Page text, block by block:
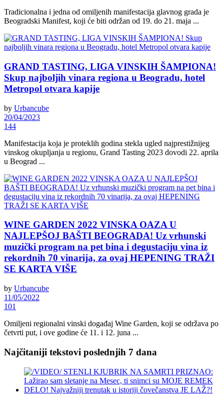
Tradicionalna i jedna od omiljenih manifestacija glavnog grada je
Beogradski Manifest, koji će biti održan od 19. do 21. maja ...
GRAND TASTING, LIGA VINSKIH ŠAMPIONA!
Skup najboljih vinara regiona u Beogradu, hotel
Metropol otvara kapije
by Urbancube
20/04/2023
144
Manifestacija koja je proteklih godina stekla ugled najprestižnijeg
vinskog okupljanja u regionu, Grand Tasting 2023 dovodi 22. aprila
u Beograd ...
WINE GARDEN 2022 VINSKA OAZA U
NAJLEPŠOJ BAŠTI BEOGRADA! Uz vrhunski
muzički program na pet bina i degustaciju vina iz
rekordnih 70 vinarija, za ovaj HEPENING TRAŽI
SE KARTA VIŠE
by Urbancube
11/05/2022
101
Omiljeni regionalni vinski događaj Wine Garden, koji se održava po
četvrti put, i ove godine će 11. i 12. juna ...
Najčitaniji tekstovi poslednjih 7 dana